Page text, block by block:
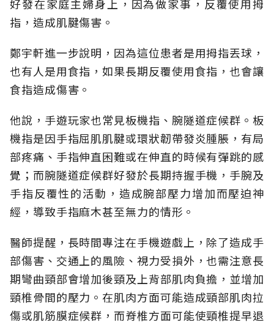
好發在家庭主婦身上，因為做家事，反覆使用拇
指，造成肌腱傷害。
鄭宇軒進一步說明，因為這位患者是用拇指丟球，
也有人是用食指，如果長期反覆使用食指，也會讓
食指造成傷害。
他說，手遊玩家也常見板機指、腕隧道症候群。板
機指是因手指屈肌肌腱或環狀韌帶發炎腫脹，有局
部疼痛、手指伸直困難或在伸直的時候有彈跳的感
覺；而腕隧道症候群好發於長期持握手機，手腕及
手指反覆性的活動，造成腕部壓力增加而壓迫神
經，導致手指麻木甚至無力的情形。
醫師提醒，長時間專注在手機遊戲上，除了造成手
部傷害、交通上的風險、視力受損外，也需注意長
期彎曲頸部會增加後頸及上背部肌肉負擔，並增加
頸椎骨間的壓力。在肌肉方面可能造成頸部肌肉拉
傷或肌筋膜症候群，而脊椎方面可能使頸椎提早退